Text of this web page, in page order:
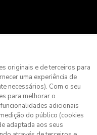
e outros territórios
nossa equipa de Apoio
de forma a
exatos e aplicar a
originais e de terceiros para
uma experiência de
necessários). Com o seu
para melhorar o
adicionais
do público (cookies
adaptada aos seus